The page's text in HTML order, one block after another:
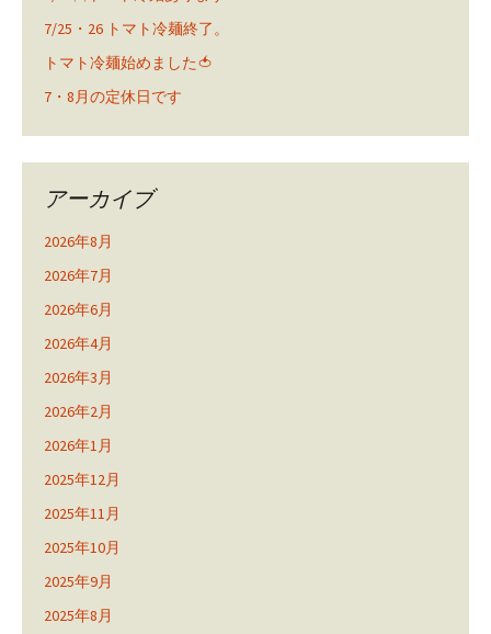
7/25・26 トマト冷麺終了。
トマト冷麺始めました🍅
7・8月の定休日です
アーカイブ
2026年8月
2026年7月
2026年6月
2026年4月
2026年3月
2026年2月
2026年1月
2025年12月
2025年11月
2025年10月
2025年9月
2025年8月